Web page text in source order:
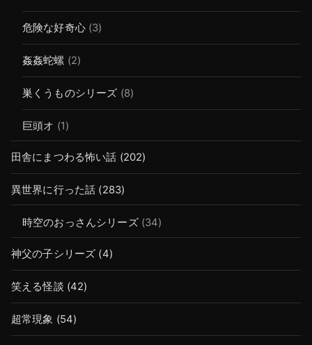
危険な好奇心(3)
姦姦蛇螺 (2)
巣くうものシリーズ (8)
巨頭オ (1)
田舎にまつわる怖い話 (202)
異世界に行った話 (283)
時空のおっさんシリーズ(34)
神父の子シリーズ (4)
笑える怪談 (42)
超常現象 (54)